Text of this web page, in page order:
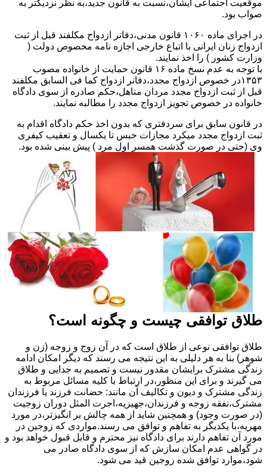
موقعیت اجتماعی ایشان،نسبت به قانون جدید،به نظر نزدیکتر به
صواب بود.
در اجرای ماده ۱۰۶۰ قانون مدنی،دفاتر ازدواج مکلفند قبل از ثبت
ازدواج زنان ایرانی با اتباع خارجی اجازه نامه مخصوص دولت (
وزارت کشور ) را اخذ نمایند.
با توجه به عدم نسخ ماده ۱۶ قانون حمایت از خانواده مصوب
۱۳۵۳در خصوص ازدواج مجدد،دفانر ازدواج کما فی السابق مکلفند
قبل از ثبت ازدواج مجدد مردان متاهل،حکم صادره از سوی دادگاه
خانواده در خصوص تجویز ازدواج مجدد را مطالبه نمایند.
در قانون سابق برای سردفتری که بدون اخذ حکم دادگاه اقدام به
ثبت ازدواج مجدد میکرد مجازات حبس تا یکسال و تعقیب کیفری
وی (حتی در صورت گذشت همسر اول مرد ) پیش بینی شده بود.
طلاق توافقی چیست و چگونه است؟
طلاق توافقی نوعی از طلاق است که در آن زوج و زوجه (زن و
شوهر) بنا به هر دلیلی به این نتیجه می رسند که دیگر امکان ادامه
زندگی مشترک برایشان مقدور نیست و تصمیم به جدایی و طلاق
می گیرند و برای این منظور،در ارتباط با کلیه مسائل مربوط به
زندگی مشترک و دیون و تکالیف آن مانند: حضانت فرزند یا فرزندان
مشترک،نفقه زوجه و فرزندان،جهیزیه،اجرت المثل دوران زوجیت
(در صورت وجود) و همچنین شاید از همه چالش بر انگیزتر،در مورد
مهریه،با یکدیگر به تفاهم و توافق می رسند.مواردی که زوجین در
مورد آن تفاهم دارند برای دادگاه نیز محترم و قابل قبول خواهد بود و
در گواهی عدم امکان سازش که از سوی دادگاه صادر می
شود،موارد توافق شده زوجین قید می شود.